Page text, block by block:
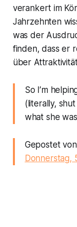
verankert im
Jahrzehnten
was der
finden, dass er
über
So I’m
(literally,
what she
Gepostet von
Donnerstag,